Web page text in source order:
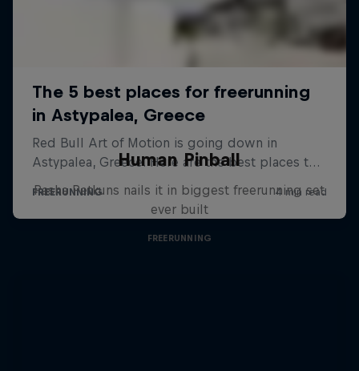
Human Pinball
Pasha Petkuns nails it in biggest freerunning set
ever built
FREERUNNING